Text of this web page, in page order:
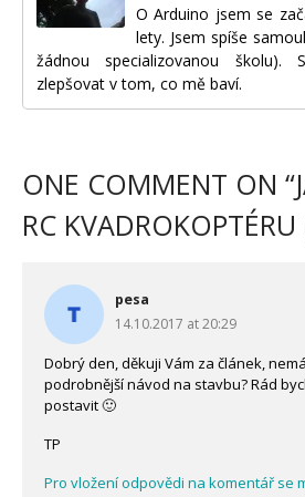
O Arduino jsem se
lety. Jsem spíše
žádnou specializovanou školu).
zlepšovat v tom, co mě baví.
ONE COMMENT ON “
RC
pesa
14.10.2017 at 20:29
Dobrý den, děkuji Vám za článek,
podrobnější návod na stavbu? Rád
postavit 🙂
TP
Pro vložení odpovědi na komentář se